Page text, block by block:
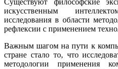
искусственным
исследования в области
рефлексии с применением
Важным шагом на пути к
стране стало то, что
методологии применения